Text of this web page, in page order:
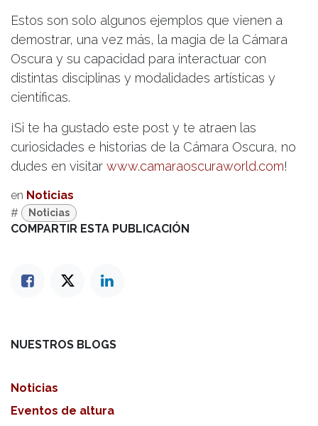
Estos son solo algunos ejemplos que vienen a
demostrar, una vez más, la magia de la Cámara
Oscura y su capacidad para interactuar con
distintas disciplinas y modalidades artísticas y
científicas.
¡Si te ha gustado este post y te atraen las
curiosidades e historias de la Cámara Oscura, no
dudes en visitar www.camaraoscuraworld.com!
en Noticias
#
Noticias
COMPARTIR ESTA PUBLICACIÓN
NUESTROS BLOGS
Noticias
Eventos de altura